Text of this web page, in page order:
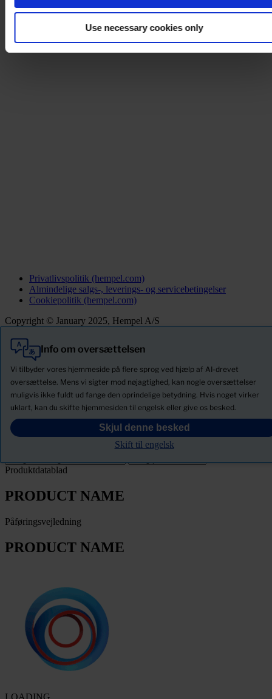
Use necessary cookies only
Privatlivspolitik (hempel.com)
Almindelige salgs-, leverings- og servicebetingelser
Cookiepolitik (hempel.com)
Copyright © January 2025, Hempel A/S
Info om oversættelsen
Vi tilbyder vores hjemmeside på flere sprog ved hjælp af AI-drevet
oversættelse. Mens vi sigter mod nøjagtighed, kan nogle oversættelser
muligvis ikke fuldt ud fange den oprindelige betydning. Hvis noget virker
uklart, kan du skifte hjemmesiden til engelsk eller give os besked.
Skjul denne besked
Skift til engelsk
Alle
Produkter
Nyheder
Download Sikkerhedsdatablade
PRODUCT NAME
Produktdatablad
PRODUCT NAME
Påføringsvejledning
PRODUCT NAME
LOADING